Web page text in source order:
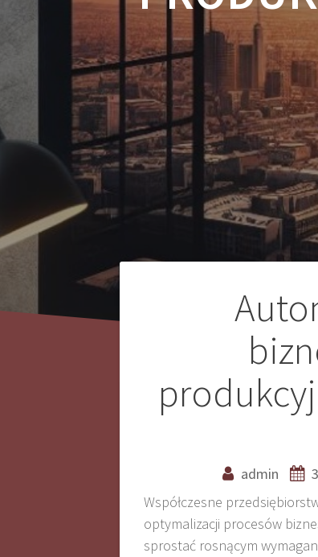
admin
Współczesne
optymalizacji procesów
sprostać rosnącym
Nawigacja